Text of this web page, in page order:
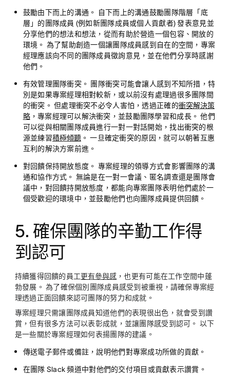
鼓勵由下而上的溝通。
自下而上的溝通鼓勵團隊階層「底
層」的團隊成員 (例如新團隊成員或個人貢獻者) 發表意見並
分享他們的想法和想法，從而有助於營造一個包容、開放的
環境。 為了幫助創造一個讓團隊成員感到自在的空間，專案
經理應該向不同的團隊成員徵詢意見，並在他們分享時感謝
他們。
有效管理團隊衝突。 團隊衝突可能會讓人感到不知所措，特
別是如果專案經理相對較新，或以前沒有處理過很多團隊間
的衝突。 但處理衝突不必令人害怕，透過正確的衝突解決策
略，專案經理可以解決衝突，並鼓勵團隊學習和成長。 他們
可以從與相關團隊成員進行一對一對話開始，找出衝突的根
源並練習積極傾聽。 一旦確定衝突的原因，就可以朝著互惠
互利的解決方案前進。
對回饋保持開放態度。 專案經理的領導方式會影響團隊的溝
通和協作方式。 無論是在一對一會議、匿名調查還是團隊會
議中，對回饋持開放態度，都能向專案團隊表明他們處於一
個受歡迎的環境中，並鼓勵他們也向團隊成員提供回饋。
5. 確保團隊的辛勤工作得
到認可
持續獲得回饋的員工更有參與感 ，也更有可能在工作空間中蓬
勃發展。 為了確保個別團隊成員感受到被重視，請確保專案經
理透過正面回饋來認可團隊的努力和成就。
專案經理只需讓團隊成員知道他們的表現很出色，就會受到讚
賞，但有很多方法可以表彰成就，並讓團隊感受到認可。 以下
是一些關於專案經理如何表揚團隊的建議。
傳送電子郵件或備註，說明他們對專案成功所做的貢獻。
在團隊 Slack 頻道中對他們的交付項目或貢獻表示讚賞。